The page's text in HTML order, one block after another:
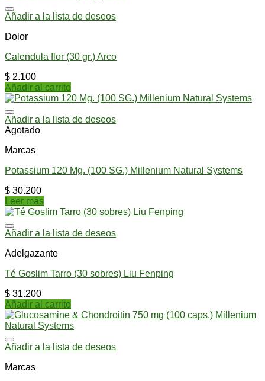
Añadir a la lista de deseos
Dolor
Calendula flor (30 gr.) Arco
$ 2.100
Añadir al carrito
Añadir a la lista de deseos
Agotado
Marcas
Potassium 120 Mg. (100 SG.) Millenium Natural Systems
$ 30.200
Leer más
Añadir a la lista de deseos
Adelgazante
Té Goslim Tarro (30 sobres) Liu Fenping
$ 31.200
Añadir al carrito
Añadir a la lista de deseos
Marcas